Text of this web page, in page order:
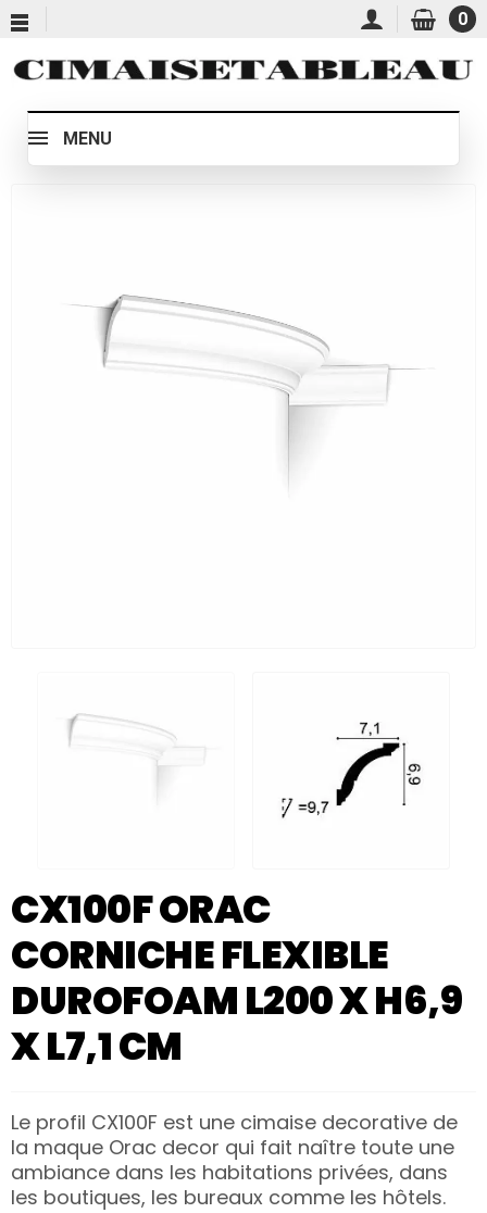
0
MENU
CX100F ORAC
CORNICHE FLEXIBLE
DUROFOAM L200 X H6,9
X L7,1 CM
Le profil CX100F est une cimaise decorative de
la maque Orac decor qui fait naître toute une
ambiance dans les habitations privées, dans
les boutiques, les bureaux comme les hôtels.